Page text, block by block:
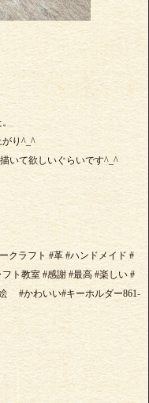
。
がり^_^
いて欲しいぐらいです^_^
クラフト #革 #ハンドメイド #
ト教室 #感謝 #最高 #楽しい #
#かわいい#キーホルダー861-